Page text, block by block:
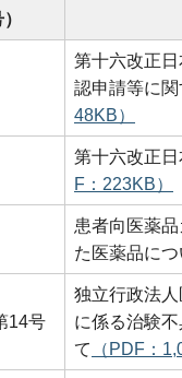
第十六改正
認申請等に
48KB）
第十六改正
F：223KB）
患者向医薬
た医薬品につ
14号
独立行政法
に係る治験
て
（PDF：